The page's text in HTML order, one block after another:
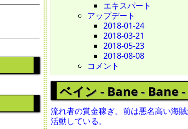
エキスパート
アップデート
2018-01-24
2018-03-21
2018-05-23
2018-08-08
コメント
ベイン - Bane - Bane
流れ者の賞金稼ぎ。前は悪名高い海
活動している。